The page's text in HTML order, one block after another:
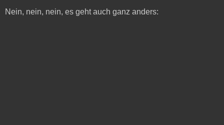
Nein, nein, nein, es geht auch ganz anders: